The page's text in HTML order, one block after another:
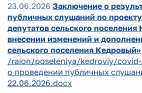
23.06.2026 Заключение о
публичных слушаний по
депутатов сельского
внесении изменений и
сельского поселения Кедровый»
/raion/poseleniya/kedroviy/
о проведении публичных
22.06.2026.docx